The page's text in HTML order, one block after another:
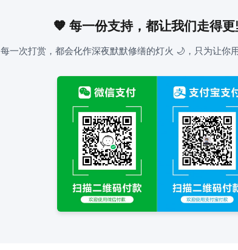
🧡 每一份支持，都让我们走得更
每一次打赏，都会化作深夜默默修缮的灯火 🌙，只为让你用